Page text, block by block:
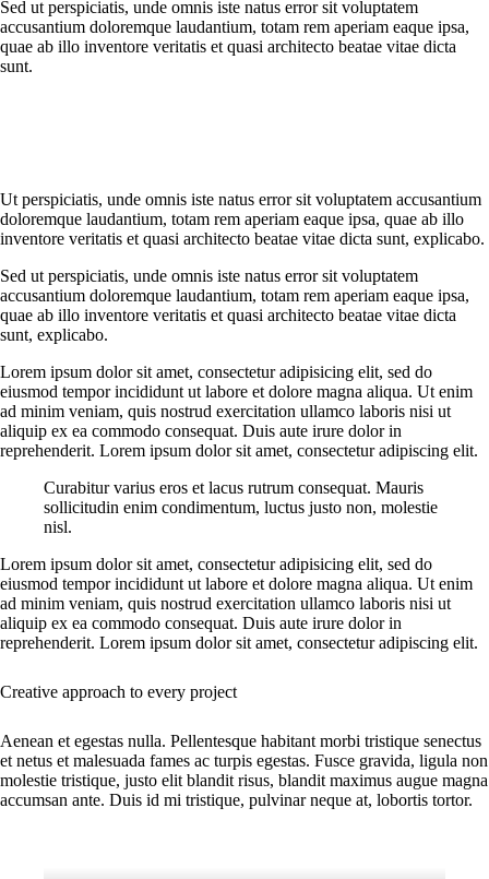
Sed ut perspiciatis, unde omnis iste natus error sit voluptatem
accusantium doloremque laudantium, totam rem aperiam eaque ipsa,
quae ab illo inventore veritatis et quasi architecto beatae vitae dicta
sunt.
Ut perspiciatis, unde omnis iste natus error sit voluptatem accusantium
doloremque laudantium, totam rem aperiam eaque ipsa, quae ab illo
inventore veritatis et quasi architecto beatae vitae dicta sunt, explicabo.
Sed ut perspiciatis, unde omnis iste natus error sit voluptatem
accusantium doloremque laudantium, totam rem aperiam eaque ipsa,
quae ab illo inventore veritatis et quasi architecto beatae vitae dicta
sunt, explicabo.
Lorem ipsum dolor sit amet, consectetur adipisicing elit, sed do
eiusmod tempor incididunt ut labore et dolore magna aliqua. Ut enim
ad minim veniam, quis nostrud exercitation ullamco laboris nisi ut
aliquip ex ea commodo consequat. Duis aute irure dolor in
reprehenderit. Lorem ipsum dolor sit amet, consectetur adipiscing elit.
Curabitur varius eros et lacus rutrum consequat. Mauris
sollicitudin enim condimentum, luctus justo non, molestie
nisl.
Lorem ipsum dolor sit amet, consectetur adipisicing elit, sed do
eiusmod tempor incididunt ut labore et dolore magna aliqua. Ut enim
ad minim veniam, quis nostrud exercitation ullamco laboris nisi ut
aliquip ex ea commodo consequat. Duis aute irure dolor in
reprehenderit. Lorem ipsum dolor sit amet, consectetur adipiscing elit.
Creative approach to every project
Aenean et egestas nulla. Pellentesque habitant morbi tristique senectus
et netus et malesuada fames ac turpis egestas. Fusce gravida, ligula non
molestie tristique, justo elit blandit risus, blandit maximus augue magna
accumsan ante. Duis id mi tristique, pulvinar neque at, lobortis tortor.